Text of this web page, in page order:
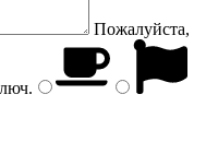
Пожалуйста,
.